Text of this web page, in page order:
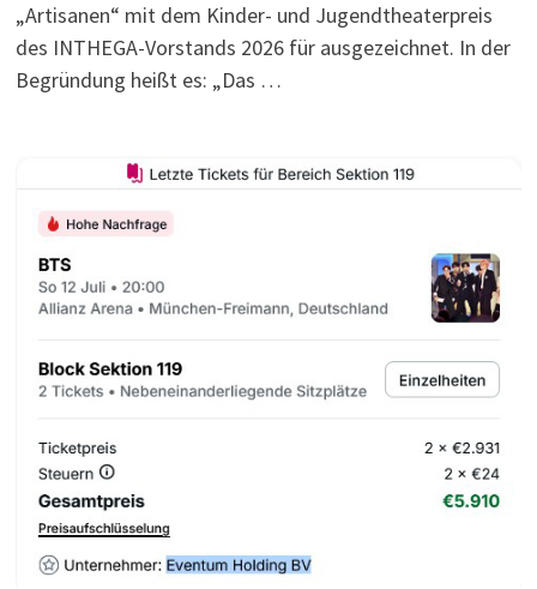
„Artisanen“ mit dem Kinder- und Jugendtheaterpreis
des INTHEGA-Vorstands 2026 für ausgezeichnet. In der
Begründung heißt es: „Das …